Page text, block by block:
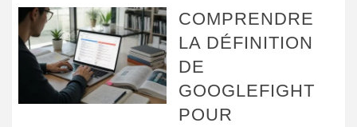
COMPRENDRE
LA DÉFINITION
DE
GOOGLEFIGHT
POUR